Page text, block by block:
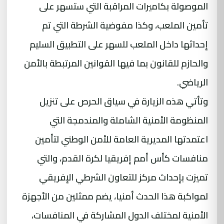
الموصولة بكاميرات المراقبة التي ستسهر على
تأمين الملعب، وكذا مفوضية الشرطة التي تم
إحداثها داخل الملعب للسهر على التطبيق السليم
والحازم للقانون بما فيها القوانين المرتبطة بالأمن
الرياضي.
وتأتي هذه الزيارة في سياق الحرص على تنزيل
المنظومة الأمنية الشاملة والمندمجة التي
اعتمدتها المديرية العامة للأمن الوطني لتأمين
منافسات كأس أمم إفريقيا لكرة القدم، والتي
تميزت بإحداث مركز للتعاون الشرطي الإفريقي
لمواكبة هذا الحدث أمنيا، يضم ممثلين من الأجهزة
الأمنية لمختلف الدول المشاركة في المنافسات،